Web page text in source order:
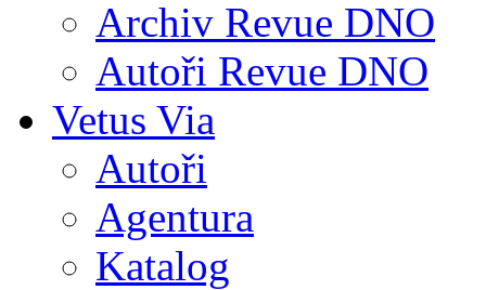
Archiv Revue DNO
Autoři Revue DNO
Vetus Via
Autoři
Agentura
Katalog